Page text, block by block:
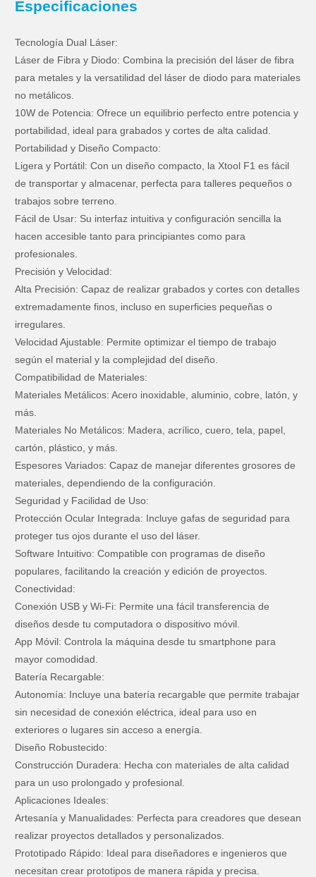
Especificaciones
Tecnología Dual Láser:
Láser de Fibra y Diodo: Combina la precisión del láser de fibra
para metales y la versatilidad del láser de diodo para materiales
no metálicos.
10W de Potencia: Ofrece un equilibrio perfecto entre potencia y
portabilidad, ideal para grabados y cortes de alta calidad.
Portabilidad y Diseño Compacto:
Ligera y Portátil: Con un diseño compacto, la Xtool F1 es fácil
de transportar y almacenar, perfecta para talleres pequeños o
trabajos sobre terreno.
Fácil de Usar: Su interfaz intuitiva y configuración sencilla la
hacen accesible tanto para principiantes como para
profesionales.
Precisión y Velocidad:
Alta Precisión: Capaz de realizar grabados y cortes con detalles
extremadamente finos, incluso en superficies pequeñas o
irregulares.
Velocidad Ajustable: Permite optimizar el tiempo de trabajo
según el material y la complejidad del diseño.
Compatibilidad de Materiales:
Materiales Metálicos: Acero inoxidable, aluminio, cobre, latón, y
más.
Materiales No Metálicos: Madera, acrílico, cuero, tela, papel,
cartón, plástico, y más.
Espesores Variados: Capaz de manejar diferentes grosores de
materiales, dependiendo de la configuración.
Seguridad y Facilidad de Uso:
Protección Ocular Integrada: Incluye gafas de seguridad para
proteger tus ojos durante el uso del láser.
Software Intuitivo: Compatible con programas de diseño
populares, facilitando la creación y edición de proyectos.
Conectividad:
Conexión USB y Wi-Fi: Permite una fácil transferencia de
diseños desde tu computadora o dispositivo móvil.
App Móvil: Controla la máquina desde tu smartphone para
mayor comodidad.
Batería Recargable:
Autonomía: Incluye una batería recargable que permite trabajar
sin necesidad de conexión eléctrica, ideal para uso en
exteriores o lugares sin acceso a energía.
Diseño Robustecido:
Construcción Duradera: Hecha con materiales de alta calidad
para un uso prolongado y profesional.
Aplicaciones Ideales:
Artesanía y Manualidades: Perfecta para creadores que desean
realizar proyectos detallados y personalizados.
Prototipado Rápido: Ideal para diseñadores e ingenieros que
necesitan crear prototipos de manera rápida y precisa.